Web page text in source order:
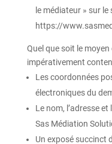
le médiateur » sur le
https://
Quel que soit le
impérativement
Les coordonnées
électroniques du
Le nom, l’adresse
Sas Médiation
Un exposé succinct